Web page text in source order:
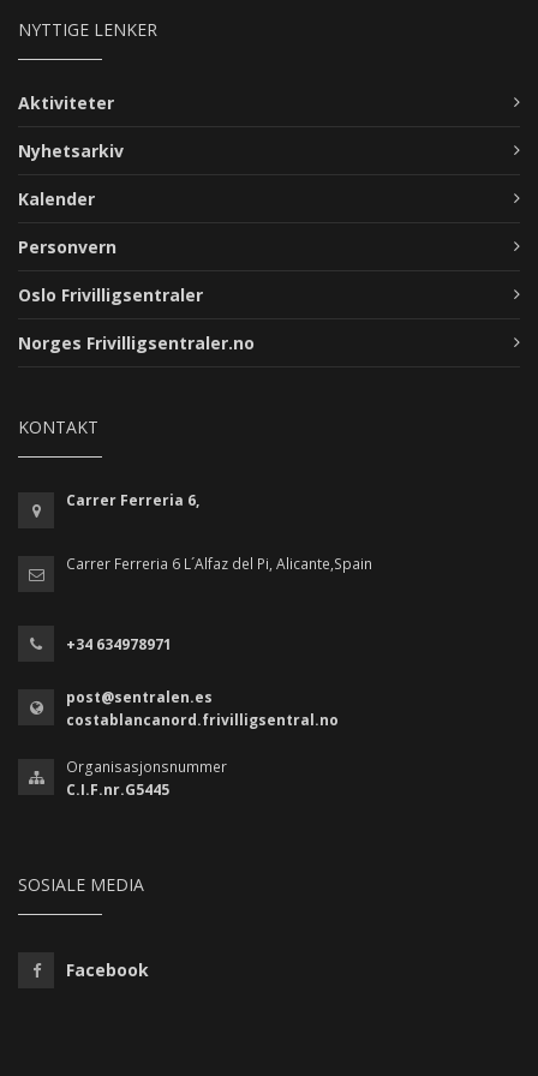
NYTTIGE LENKER
Aktiviteter
Nyhetsarkiv
Kalender
Personvern
Oslo Frivilligsentraler
Norges Frivilligsentraler.no
KONTAKT
Carrer Ferreria 6,
Carrer Ferreria 6 L´Alfaz del Pi, Alicante,Spain
+34 634978971
post@sentralen.es
costablancanord.frivilligsentral.no
Organisasjonsnummer
C.I.F.nr.G5445
SOSIALE MEDIA
Facebook